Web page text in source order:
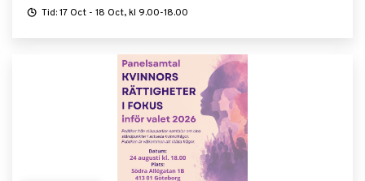
Tid: 17 Oct - 18 Oct, kl 9.00-18.00